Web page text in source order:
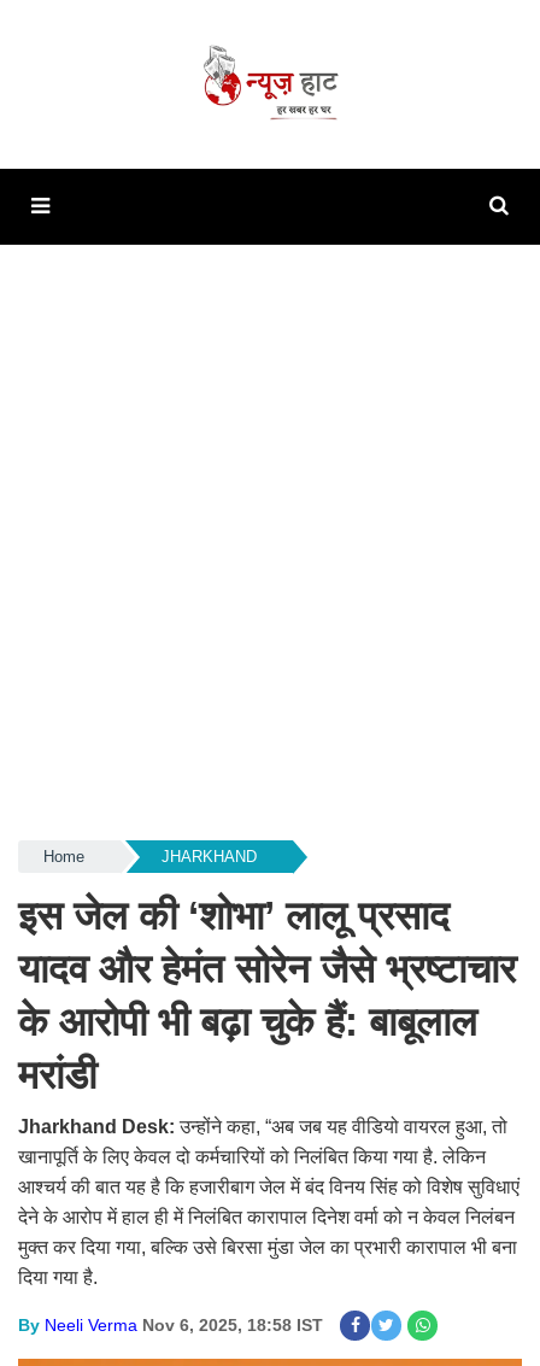
Home JHARKHAND
इस जेल की ‘शोभा’ लालू प्रसाद
यादव और हेमंत सोरेन जैसे भ्रष्टाचार
के आरोपी भी बढ़ा चुके हैं: बाबूलाल
मरांडी
Jharkhand Desk:उन्होंने कहा, “अब जब यह वीडियो वायरल हुआ, तो
खानापूर्ति के लिए केवल दो कर्मचारियों को निलंबित किया गया है. लेकिन
आश्चर्य की बात यह है कि हजारीबाग जेल में बंद विनय सिंह को विशेष सुविधाएं
देने के आरोप में हाल ही में निलंबित कारापाल दिनेश वर्मा को न केवल निलंबन
मुक्त कर दिया गया, बल्कि उसे बिरसा मुंडा जेल का प्रभारी कारापाल भी बना
दिया गया है.
By Neeli Verma Nov 6, 2025, 18:58 IST